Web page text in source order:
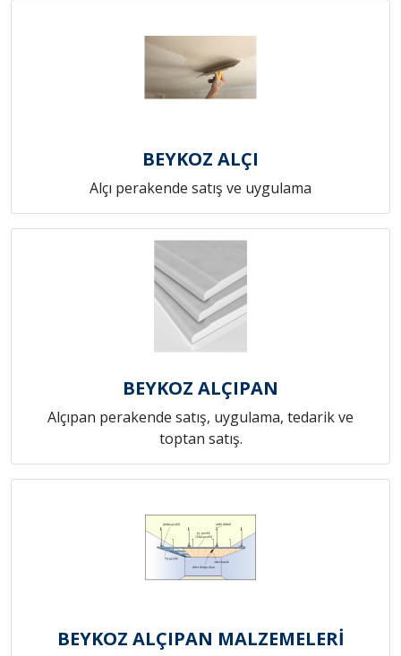
BEYKOZ ALÇI
Alçı perakende satış ve uygulama
BEYKOZ ALÇIPAN
Alçıpan perakende satış, uygulama, tedarik ve
toptan satış.
BEYKOZ ALÇIPAN MALZEMELERİ